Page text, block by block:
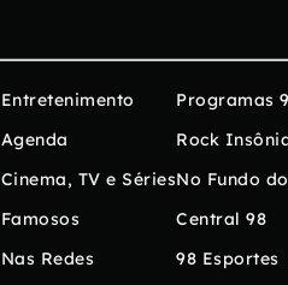
Entretenimento
Agenda
Cinema, TV e Séries
Famosos
Nas Redes
Programas
Rock
No Fundo
Central 98
98 Esportes